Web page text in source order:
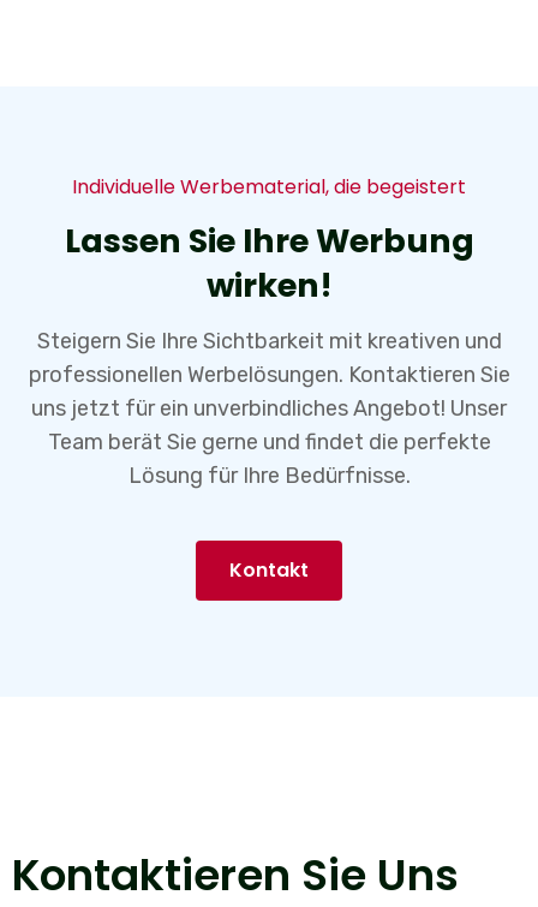
Individuelle Werbematerial, die begeistert
Lassen Sie Ihre Werbung
wirken!
Steigern Sie Ihre Sichtbarkeit mit kreativen und
professionellen Werbelösungen. Kontaktieren Sie
uns jetzt für ein unverbindliches Angebot! Unser
Team berät Sie gerne und findet die perfekte
Lösung für Ihre Bedürfnisse.
Kontakt
Kontaktieren Sie Uns